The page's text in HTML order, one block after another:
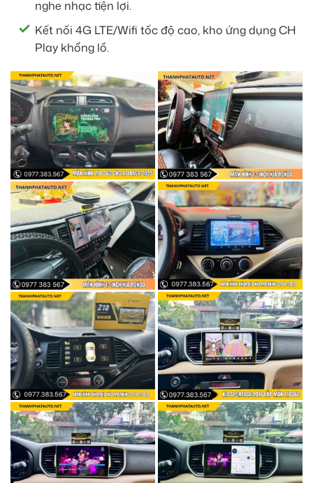
nghe nhạc tiện lợi.
Kết nối 4G LTE/Wifi tốc độ cao, kho ứng dụng CH
Play khổng lồ.